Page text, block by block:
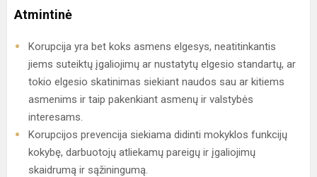
Atmintinė
Korupcija yra bet koks asmens elgesys, neatitinkantis
jiems suteiktų įgaliojimų ar nustatytų elgesio standartų, ar
tokio elgesio skatinimas siekiant naudos sau ar kitiems
asmenims ir taip pakenkiant asmenų ir valstybės
interesams.
Korupcijos prevencija siekiama didinti mokyklos funkcijų
kokybę, darbuotojų atliekamų pareigų ir įgaliojimų
skaidrumą ir sąžiningumą.